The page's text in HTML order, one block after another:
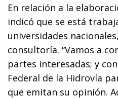
En relación a la
indicó que se está
universidades
consultoría. “Vamos a
partes interesadas; y
Federal de la Hidrovía
que emitan su opinión.